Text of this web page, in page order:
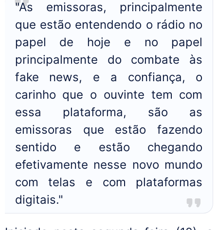
"As emissoras, principalmente
que estão entendendo o rádio no
papel de hoje e no papel
principalmente do combate às
fake news, e a confiança, o
carinho que o ouvinte tem com
essa plataforma, são as
emissoras que estão fazendo
sentido e estão chegando
efetivamente nesse novo mundo
com telas e com plataformas
digitais."